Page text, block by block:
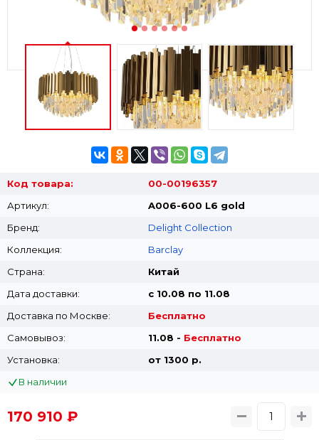
Код товара:
00-00196357
Артикул:
A006-600 L6 gold
Бренд:
Delight Collection
Коллекция:
Barclay
Страна:
Китай
Дата доставки:
с 10.08 по 11.08
Доставка по Москве:
Бесплатно
Самовывоз:
11.08 - Бесплатно
Установка:
от 1300 p.
В наличии
170 910 ₽